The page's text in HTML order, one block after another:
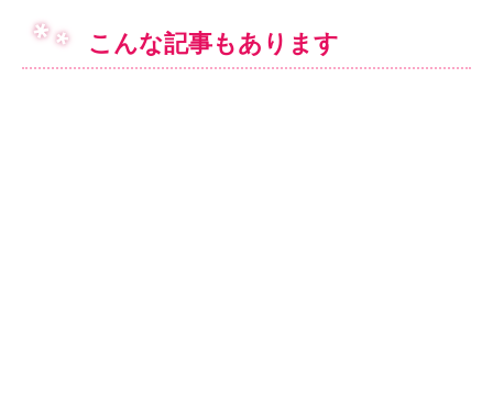
こんな記事もあります